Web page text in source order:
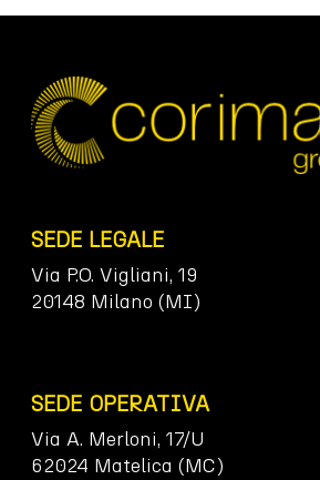
SEDE LEGALE
Via P.O. Vigliani, 19
20148 Milano (MI)
SEDE OPERATIVA
Via A. Merloni, 17/U
62024 Matelica (MC)